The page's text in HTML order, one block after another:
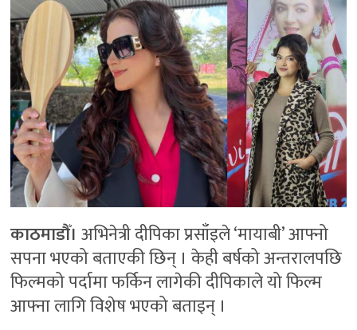
काठमाडौँ।अभिनेत्री दीपिका प्रसाँइले ‘मायाबी’ आफ्नो
सपना भएको बताएकी छिन् । केही बर्षको अन्तरालपछि
फिल्मको पर्दामा फर्किन लागेकी दीपिकाले यो फिल्म
आफ्ना लागि विशेष भएको बताइन् ।